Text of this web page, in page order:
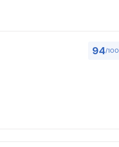
94/100